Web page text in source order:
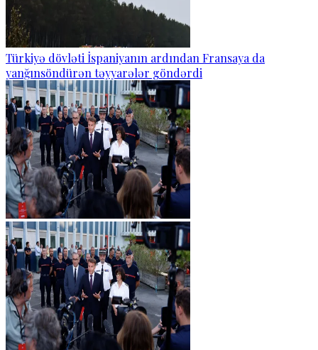
Türkiyə dövləti İspaniyanın ardından Fransaya da
yanğınsöndürən təyyarələr göndərdi